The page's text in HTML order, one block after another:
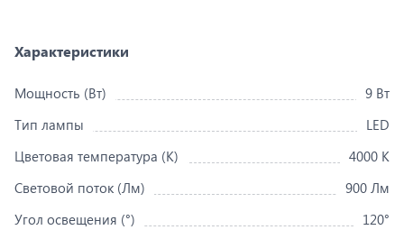
Характеристики
Мощность (Вт)
9 Вт
Тип лампы
LED
Цветовая температура (K)
4000 K
Световой поток (Лм)
900 Лм
Угол освещения (°)
120°